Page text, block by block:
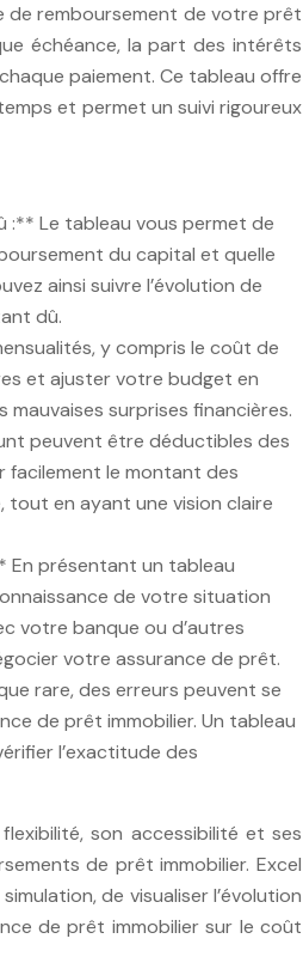
de remboursement de votre prêt
échéance, la part des intérêts
paiement. Ce tableau offre
et permet un suivi rigoureux
:** Le tableau vous permet de
du capital et quelle
ainsi suivre l’évolution de
dû.
y compris le coût de
et ajuster votre budget en
surprises financières.
peuvent être déductibles des
facilement le montant des
en ayant une vision claire
présentant un tableau
de votre situation
votre banque ou d’autres
votre assurance de prêt.
rare, des erreurs peuvent se
de prêt immobilier. Un tableau
l’exactitude des
son accessibilité et ses
de prêt immobilier. Excel
de visualiser l’évolution
de prêt immobilier sur le coût